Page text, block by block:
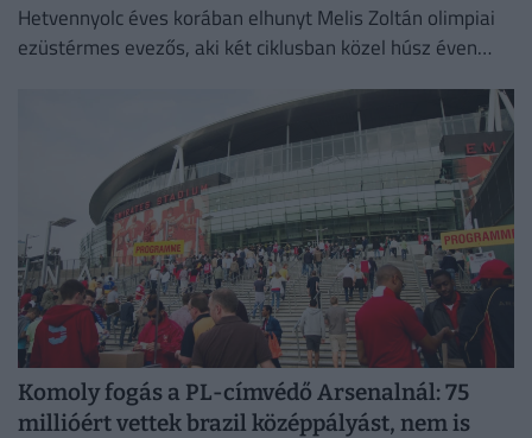
Hetvennyolc éves korában elhunyt Melis Zoltán olimpiai
ezüstérmes evezős, aki két ciklusban közel húsz éven
Komoly fogás a PL-címvédő Arsenalnál: 75
millióért vettek brazil középpályást, nem is